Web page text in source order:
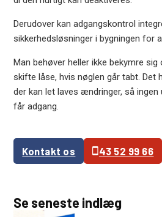
Derudover kan adgangskontrol
sikkerhedsløsninger i bygningen for
Man behøver heller ikke bekymre
skifte låse, hvis nøglen går tabt. Det
der kan let laves ændringer, så
får adgang.
Kontakt os 43 52 99 66
Se seneste indlæg